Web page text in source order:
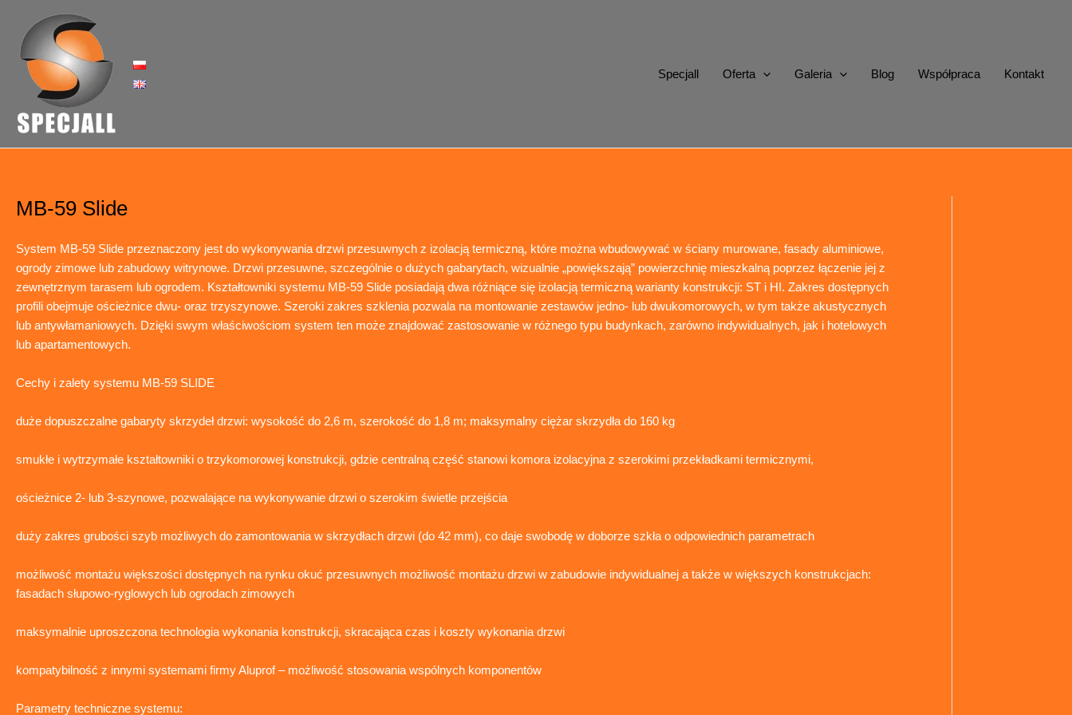
content
Specjall
Oferta Galeria Blog Współpraca Kontakt
MB-59 Slide
System MB-59 Slide przeznaczony jest do wykonywania drzwi przesuwnych z izolacją termiczną, które można wbudowywać w ściany murowane, fasady aluminiowe,
ogrody zimowe lub zabudowy witrynowe. Drzwi przesuwne, szczególnie o dużych gabarytach, wizualnie „powiększają” powierzchnię mieszkalną poprzez łączenie jej z
zewnętrznym tarasem lub ogrodem. Kształtowniki systemu MB-59 Slide posiadają dwa różniące się izolacją termiczną warianty konstrukcji: ST i HI. Zakres dostępnych
profili obejmuje ościeżnice dwu- oraz trzyszynowe. Szeroki zakres szklenia pozwala na montowanie zestawów jedno- lub dwukomorowych, w tym także akustycznych
lub antywłamaniowych. Dzięki swym właściwościom system ten może znajdować zastosowanie w różnego typu budynkach, zarówno indywidualnych, jak i hotelowych
lub apartamentowych.
Cechy i zalety systemu MB-59 SLIDE
duże dopuszczalne gabaryty skrzydeł drzwi: wysokość do 2,6 m, szerokość do 1,8 m; maksymalny ciężar skrzydła do 160 kg
smukłe i wytrzymałe kształtowniki o trzykomorowej konstrukcji, gdzie centralną część stanowi komora izolacyjna z szerokimi przekładkami termicznymi,
ościeżnice 2- lub 3-szynowe, pozwalające na wykonywanie drzwi o szerokim świetle przejścia
duży zakres grubości szyb możliwych do zamontowania w skrzydłach drzwi (do 42 mm), co daje swobodę w doborze szkła o odpowiednich parametrach
możliwość montażu większości dostępnych na rynku okuć przesuwnych możliwość montażu drzwi w zabudowie indywidualnej a także w większych konstrukcjach:
fasadach słupowo-ryglowych lub ogrodach zimowych
maksymalnie uproszczona technologia wykonania konstrukcji, skracająca czas i koszty wykonania drzwi
kompatybilność z innymi systemami firmy Aluprof – możliwość stosowania wspólnych komponentów
Parametry techniczne systemu: